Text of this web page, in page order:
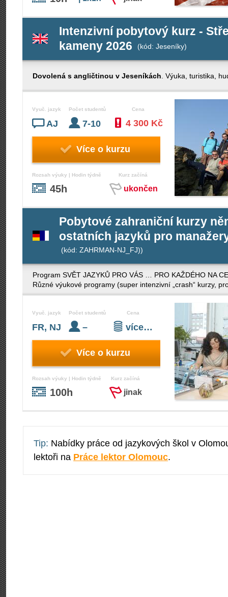
Intenzivní pobytový kurz -
kameny 2026
(kód: Jeseníky)
Dovolená s angličtinou v Jeseníkách . Výuka, turistika,
Vyuč. jazyk
AJ
Počet studentů
7-10
Cena
4 300 Kč
Více o kurzu
Rozsah výuky | Hodin týdně
45h
Kurz začíná
ukončen
Pobytové zahraniční kurzy
ostatních jazyků pro
(kód: ZAHRMAN-NJ_FJ))
Program SVĚT JAZYKŮ PRO VÁS … PRO KAŽDÉHO NA
Různé výukové programy (super intenzivní „crash“ kurzy,
Vyuč. jazyk
FR, NJ
Počet studentů
–
Cena
více…
Více o kurzu
Rozsah výuky | Hodin týdně
100h
Kurz začíná
jinak
Tip: Nabídky práce od jazykových škol v
lektoři na Práce lektor Olomouc.